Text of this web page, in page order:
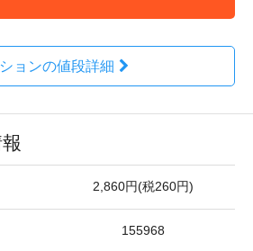
ョンの値段詳細
2,860円(税260円)
155968